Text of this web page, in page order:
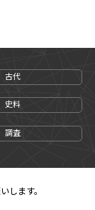
古代
史料
調査
します。